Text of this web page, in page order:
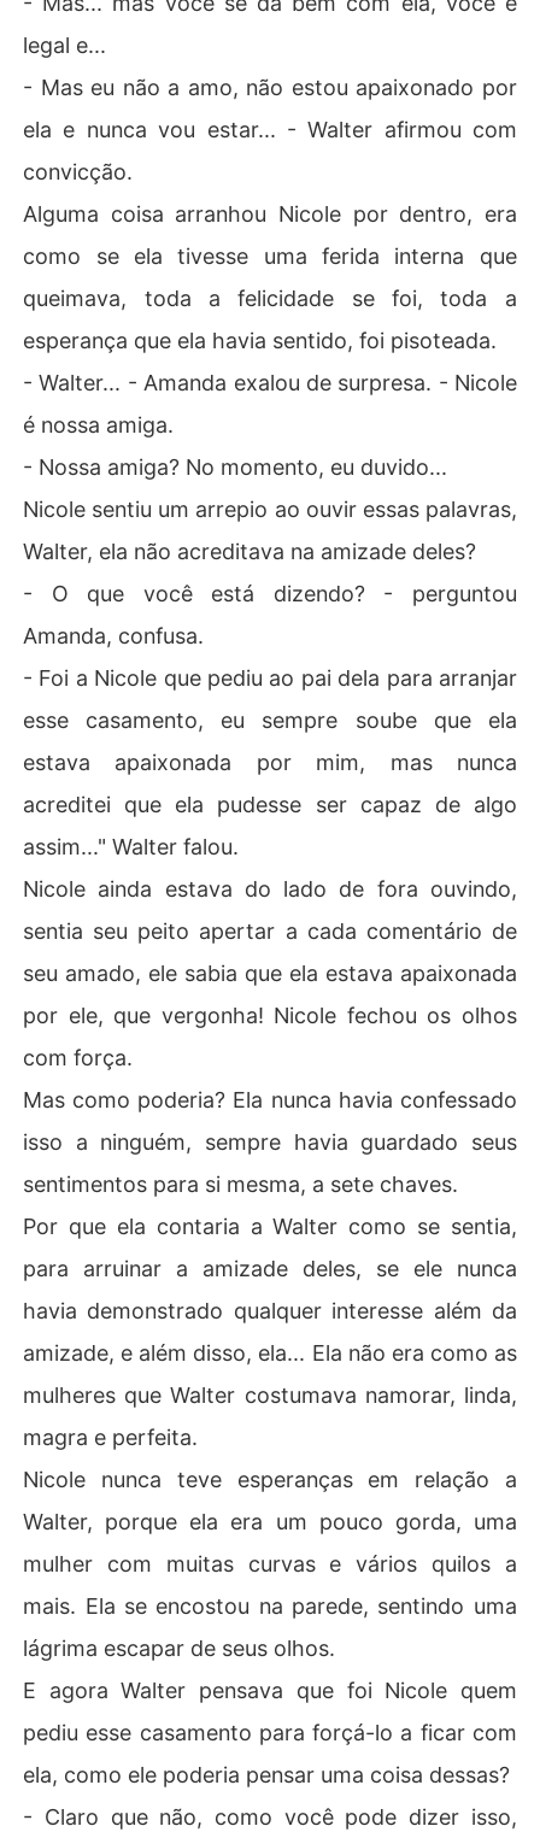
legal e...
- Mas eu não a amo, não estou apaixonado por
ela e nunca vou estar... - Walter afirmou com
convicção.
Alguma coisa arranhou Nicole por dentro, era
como se ela tivesse uma ferida interna que
queimava, toda a felicidade se foi, toda a
esperança que ela havia sentido, foi pisoteada.
- Walter... - Amanda exalou de surpresa. - Nicole
é nossa amiga.
- Nossa amiga? No momento, eu duvido...
Nicole sentiu um arrepio ao ouvir essas palavras,
Walter, ela não acreditava na amizade deles?
- O que você está dizendo? - perguntou
Amanda, confusa.
- Foi a Nicole que pediu ao pai dela para arranjar
esse casamento, eu sempre soube que ela
estava apaixonada por mim, mas nunca
acreditei que ela pudesse ser capaz de algo
assim..." Walter falou.
Nicole ainda estava do lado de fora ouvindo,
sentia seu peito apertar a cada comentário de
seu amado, ele sabia que ela estava apaixonada
por ele, que vergonha! Nicole fechou os olhos
com força.
Mas como poderia? Ela nunca havia confessado
isso a ninguém, sempre havia guardado seus
sentimentos para si mesma, a sete chaves.
Por que ela contaria a Walter como se sentia,
para arruinar a amizade deles, se ele nunca
havia demonstrado qualquer interesse além da
amizade, e além disso, ela... Ela não era como as
mulheres que Walter costumava namorar, linda,
magra e perfeita.
Nicole nunca teve esperanças em relação a
Walter, porque ela era um pouco gorda, uma
mulher com muitas curvas e vários quilos a
mais. Ela se encostou na parede, sentindo uma
lágrima escapar de seus olhos.
E agora Walter pensava que foi Nicole quem
pediu esse casamento para forçá-lo a ficar com
ela, como ele poderia pensar uma coisa dessas?
- Claro que não, como você pode dizer isso,